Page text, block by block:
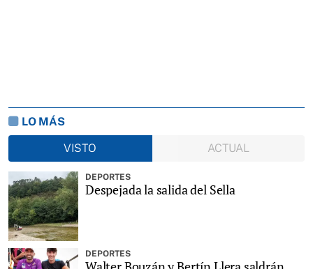
LO MÁS
VISTO
ACTUAL
DEPORTES
Despejada la salida del Sella
DEPORTES